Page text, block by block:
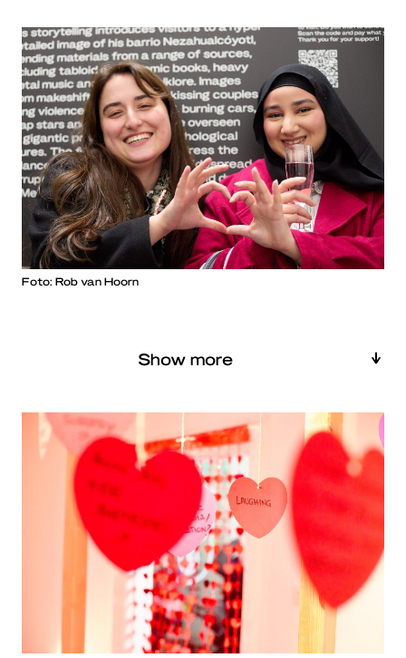
Foto: Rob van Hoorn
Show more